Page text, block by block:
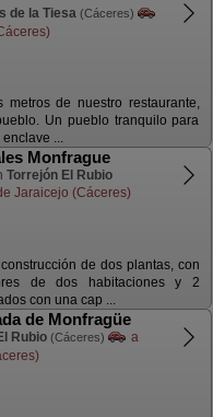
de la Tiesa (Cáceres)
de nuestro restaurante,
Un pueblo tranquilo para
...
Monfrague
Torrejón El Rubio
Jaraicejo (Cáceres)
de dos plantas, con
de dos habitaciones y 2
con una cap ...
de Monfragüe
Rubio (Cáceres)
a